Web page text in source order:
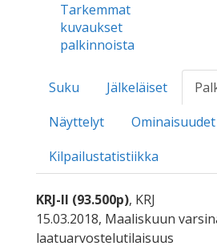
Tarkemmat
kuvaukset
palkinnoista
Suku Jälkeläiset
Näyttelyt
Ominaisuudet
Kilpailustatistiikka
KRJ-II (93.500p), KRJ
15.03.2018, Maaliskuun
laatuarvostelutilaisuus